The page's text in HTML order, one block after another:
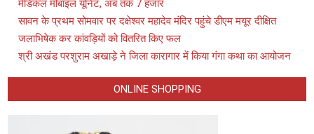
मेडिकल मोबाइल यूनिट, अब तक 7 हजार
सावन के प्रथम सोमवार पर दक्षेश्वर महादेव मंदिर पहुंचे डीएम मयूर दीक्षित
जलाभिषेक कर कांवड़ियों को वितरित किए फल
श्री अखंड परशुराम अखाड़े ने जिला कारागार में किया गंगा कथा का आयोजन
ONLINE SHOPPING